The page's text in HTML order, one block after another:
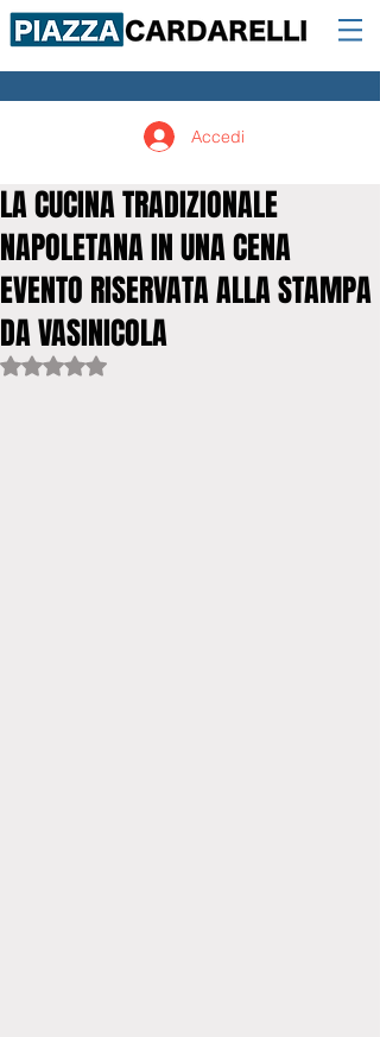
Accedi
LA CUCINA TRADIZIONALE
NAPOLETANA IN UNA CENA
EVENTO RISERVATA ALLA STAMPA
DA VASINICOLA
Valutazione NaN stelle su 5.